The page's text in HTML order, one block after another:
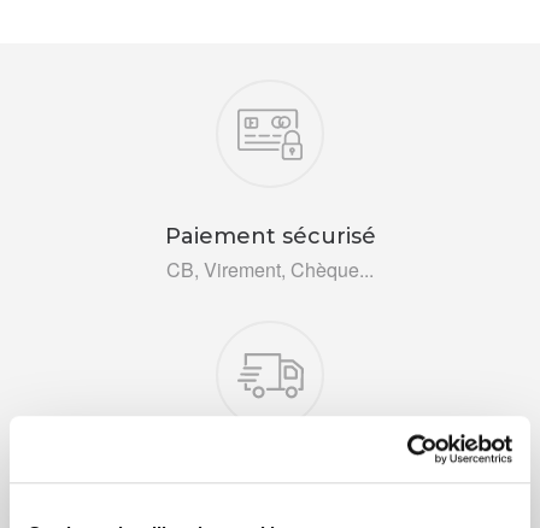
Paiement sécurisé
CB, Virement, Chèque...
Livraison rapide 48h